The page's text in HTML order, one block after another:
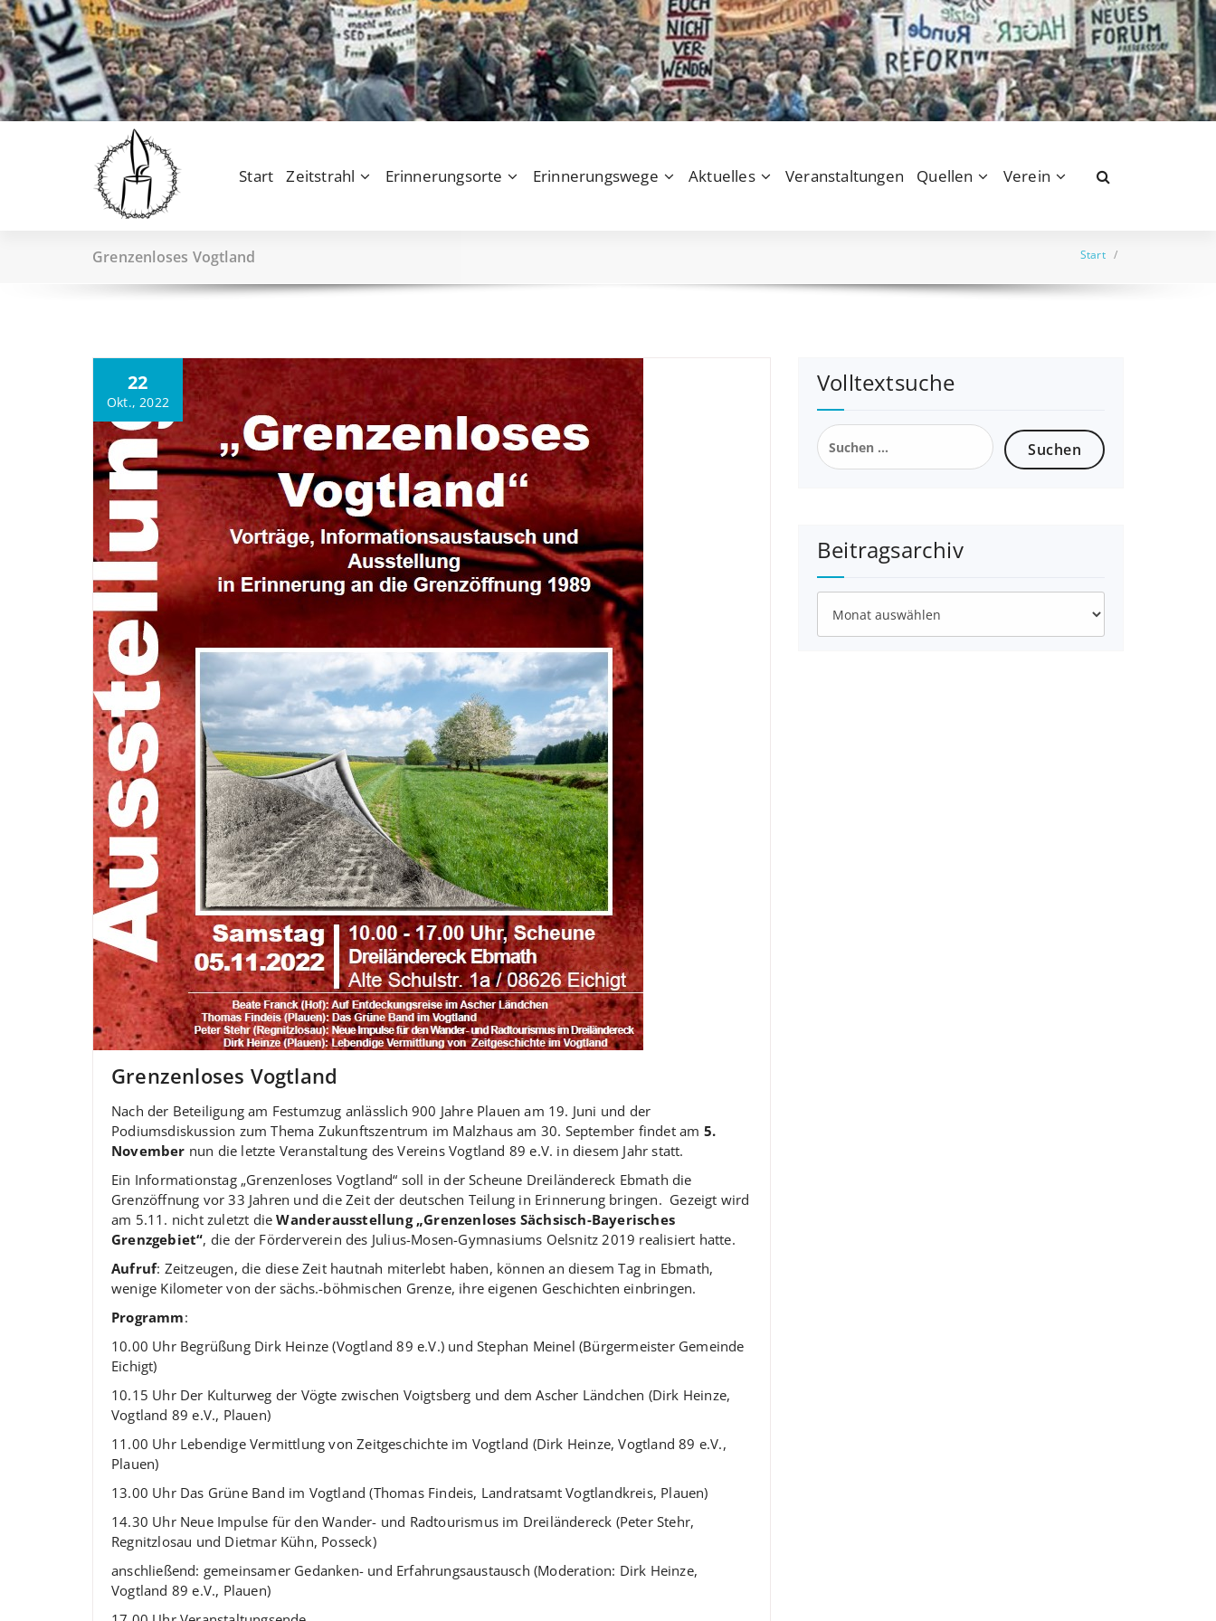
Zum
Inhalt
springen
Start Zeitstrahl Erinnerungsorte Erinnerungswege Aktuelles Veranstaltungen Quellen Verein
Grenzenloses Vogtland Start/
22
Okt., 2022
Grenzenloses Vogtland
Nach der Beteiligung am Festumzug anlässlich 900 Jahre Plauen am 19. Juni und der
Podiumsdiskussion zum Thema Zukunftszentrum im Malzhaus am 30. September findet am 5.
November nun die letzte Veranstaltung des Vereins Vogtland 89 e.V. in diesem Jahr statt.
Ein Informationstag „Grenzenloses Vogtland“ soll in der Scheune Dreiländereck Ebmath die
Grenzöffnung vor 33 Jahren und die Zeit der deutschen Teilung in Erinnerung bringen. Gezeigt wird
am 5.11. nicht zuletzt dieWanderausstellung „Grenzenloses Sächsisch-Bayerisches
Grenzgebiet“, die der Förderverein des Julius-Mosen-Gymnasiums Oelsnitz 2019 realisiert hatte.
Aufruf: Zeitzeugen, die diese Zeit hautnah miterlebt haben, können an diesem Tag in Ebmath,
wenige Kilometer von der sächs.-böhmischen Grenze, ihre eigenen Geschichten einbringen.
Programm:
10.00 Uhr Begrüßung Dirk Heinze (Vogtland 89 e.V.) und Stephan Meinel (Bürgermeister Gemeinde
Eichigt)
10.15 Uhr Der Kulturweg der Vögte zwischen Voigtsberg und dem Ascher Ländchen (Dirk Heinze,
Vogtland 89 e.V., Plauen)
11.00 Uhr Lebendige Vermittlung von Zeitgeschichte im Vogtland (Dirk Heinze, Vogtland 89 e.V.,
Plauen)
13.00 Uhr Das Grüne Band im Vogtland (Thomas Findeis, Landratsamt Vogtlandkreis, Plauen)
14.30 Uhr Neue Impulse für den Wander- und Radtourismus im Dreiländereck (Peter Stehr,
Regnitzlosau und Dietmar Kühn, Posseck)
anschließend: gemeinsamer Gedanken- und Erfahrungsaustausch (Moderation: Dirk Heinze,
Vogtland 89 e.V., Plauen)
Volltextsuche
Suchen
nach:
Beitragsarchiv